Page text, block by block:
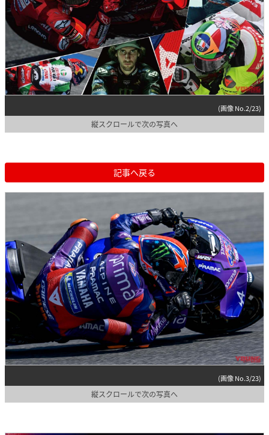
(画像 No.2/23)
縦スクロールで次の写真へ
記事へ戻る
(画像 No.3/23)
縦スクロールで次の写真へ